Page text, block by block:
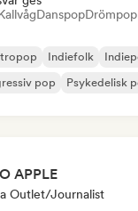
DanspopDrömpop
Indiefolk
pop Psykedelisk
APPLE
Outlet/Journalist